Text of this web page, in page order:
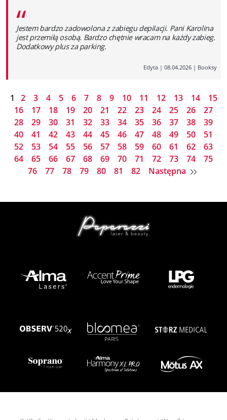
“
Jestem bardzo zadowolona z zabiegu depilacji. Pani Karolina
jest przemiłą osobą. Bardzo chętnie wracam na każdy zabieg.
Dodatkowy plus za parking.
Edyta | 08.04.2026 | Booksy
1 2 3 4 5 6 7 8 9 10 11 12 13 14
15
16
17 18 19 20 21 22 23 24 25 26
27
28
29 30 31 32 33 34 35 36 37 38
39
40
41 42 43 44 45 46 47 48 49 50
51
52
53 54 55 56 57 58 59 60 61 62
63
64
65 66 67 68 69 70 71 72 73 74
75
76
77 78 79 80 81 82 Następna